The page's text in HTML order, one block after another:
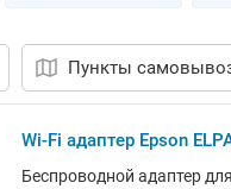
Пункты
Wi-Fi адаптер Epson
Беспроводной адаптер